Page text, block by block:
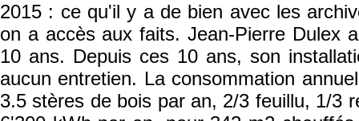
2015 : ce qu'il y a de bien avec les
on a accès aux faits. Jean-Pierre Dulex
10 ans. Depuis ces 10 ans, son
aucun entretien. La consommation
3.5 stères de bois par an, 2/3 feuillu, 1/3